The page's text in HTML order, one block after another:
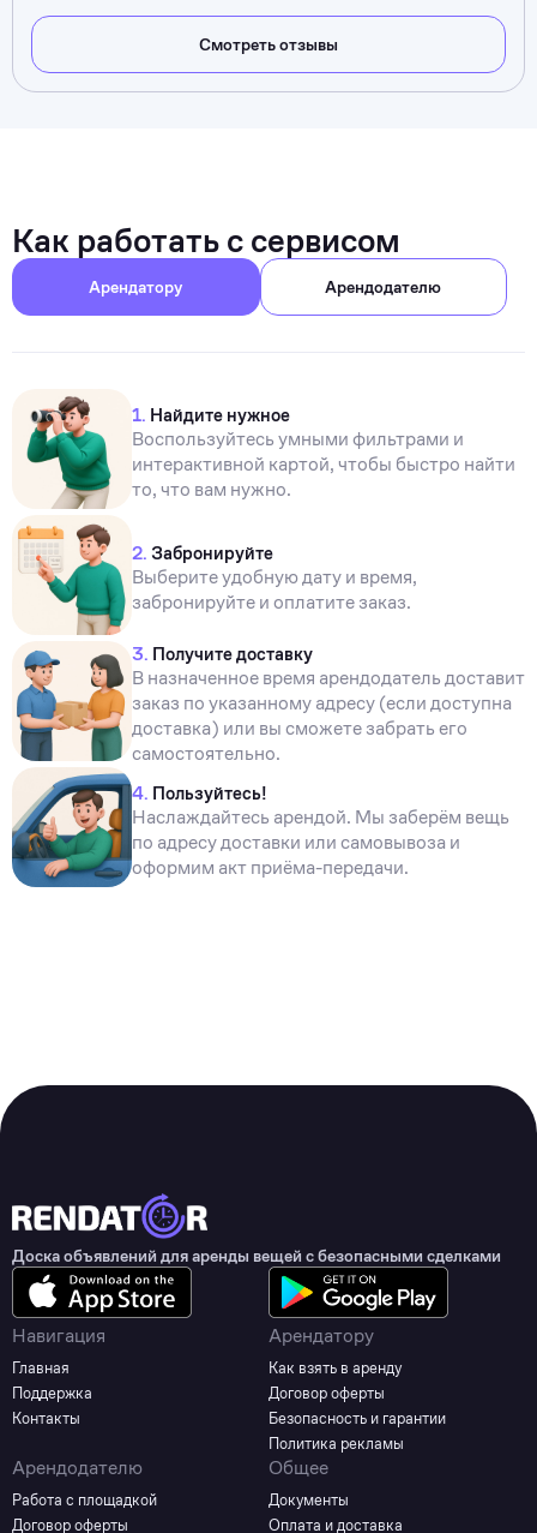
Смотреть отзывы
Как работать с сервисом
Арендатору Арендодателю
1. Найдите нужное
Воспользуйтесь умными фильтрами и
интерактивной картой, чтобы быстро найти
то, что вам нужно.
2. Забронируйте
Выберите удобную дату и время,
забронируйте и оплатите заказ.
3. Получите доставку
В назначенное время арендодатель доставит
заказ по указанному адресу (если доступна
доставка) или вы сможете забрать его
самостоятельно.
4. Пользуйтесь!
Наслаждайтесь арендой. Мы заберём вещь
по адресу доставки или самовывоза и
оформим акт приёма-передачи.
Доска объявлений для аренды вещей с безопасными сделками
Навигация
Главная
Поддержка
Контакты
Арендатору
Как взять в аренду
Договор оферты
Безопасность и гарантии
Политика рекламы
Арендодателю
Работа с площадкой
Договор оферты
Общее
Документы
Оплата и доставка